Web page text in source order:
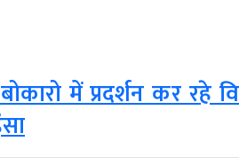
में प्रदर्शन कर रहे